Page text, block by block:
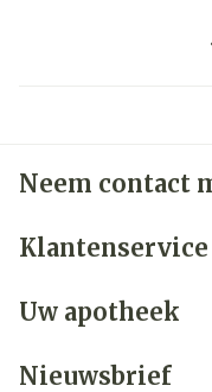
Neem contact
Klantenservice
Uw apotheek
Nieuwsbrief